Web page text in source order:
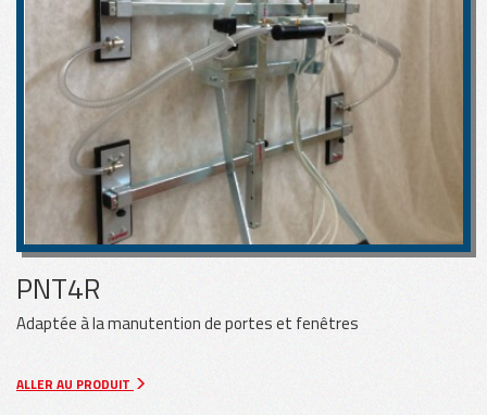
VITRAGE
PNT4R
Adaptée à la manutention de portes et fenêtres
ALLER AU PRODUIT